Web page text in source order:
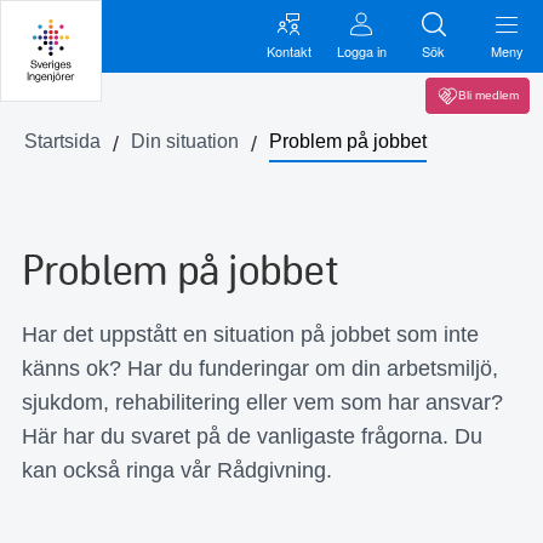
Kontakt Logga in Sök Meny
Bli medlem
Startsida Din situation Problem på jobbet
Problem på jobbet
Har det uppstått en situation på jobbet som inte
känns ok? Har du funderingar om din arbetsmiljö,
sjukdom, rehabilitering eller vem som har ansvar?
Här har du svaret på de vanligaste frågorna. Du
kan också ringa vår Rådgivning.